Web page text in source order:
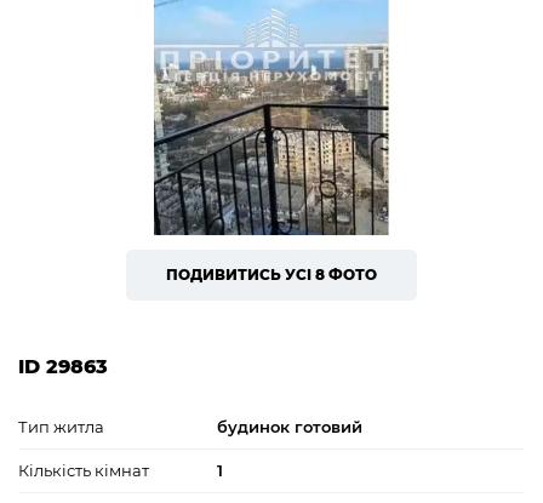
ПОДИВИТИСЬ УСІ 8 ФОТО
ID 29863
Тип житла будинок готовий
Кількість кімнат 1